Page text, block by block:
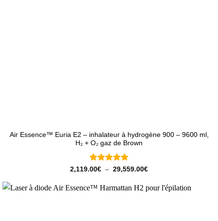
Air Essence™ Euria E2 – inhalateur à hydrogène 900 – 9600 ml,
H₂ + O₂ gaz de Brown
Note5 sur
2,119.00€ – 29,559.00€Plage
2,119.00€